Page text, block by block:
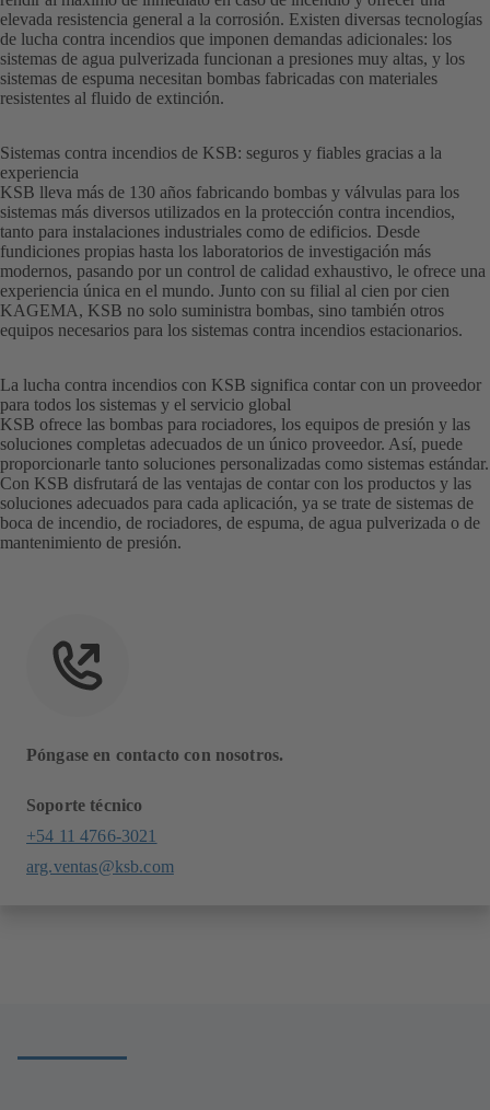
elevada resistencia general a la corrosión. Existen diversas tecnologías
de lucha contra incendios que imponen demandas adicionales: los
sistemas de agua pulverizada funcionan a presiones muy altas, y los
sistemas de espuma necesitan bombas fabricadas con materiales
resistentes al fluido de extinción.
Sistemas contra incendios de KSB: seguros y fiables gracias a la
experiencia
KSB lleva más de 130 años fabricando bombas y válvulas para los
sistemas más diversos utilizados en la protección contra incendios,
tanto para instalaciones industriales como de edificios. Desde
fundiciones propias hasta los laboratorios de investigación más
modernos, pasando por un control de calidad exhaustivo, le ofrece una
experiencia única en el mundo. Junto con su filial al cien por cien
KAGEMA, KSB no solo suministra bombas, sino también otros
equipos necesarios para los sistemas contra incendios estacionarios.
La lucha contra incendios con KSB significa contar con un proveedor
para todos los sistemas y el servicio global
KSB ofrece las bombas para rociadores, los equipos de presión y las
soluciones completas adecuados de un único proveedor. Así, puede
proporcionarle tanto soluciones personalizadas como sistemas estándar.
Con KSB disfrutará de las ventajas de contar con los productos y las
soluciones adecuados para cada aplicación, ya se trate de sistemas de
boca de incendio, de rociadores, de espuma, de agua pulverizada o de
mantenimiento de presión.
Póngase en contacto con nosotros.
Soporte técnico
+54 11 4766-3021
arg.ventas@ksb.com